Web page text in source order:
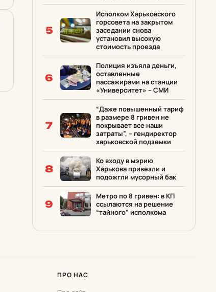
5
Исполком Харьковского
горсовета на закрытом
заседании снова
установил высокую
стоимость проезда
6
Полиция изъяла деньги,
оставленные
пассажирами на станции
«Университет» – СМИ
7
“Даже повышенный тариф
в размере 8 гривен не
покрывает все наши
затраты”, – гендиректор
харьковской подземки
8
Ко входу в мэрию
Харькова привезли и
подожгли мусорный бак
9
Метро по 8 гривен: в КП
ссылаются на решение
“тайного” исполкома
ПРО НАС